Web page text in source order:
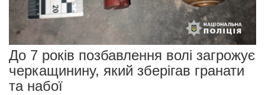
До 7 років позбавлення волі загрожує
черкащинину, який зберігав гранати
та набої